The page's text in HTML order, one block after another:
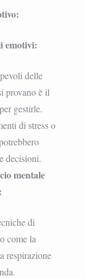
emotivi:
delle
provano è il
gestirle.
di stress o
decisioni.
mentale
di
come la
respirazione